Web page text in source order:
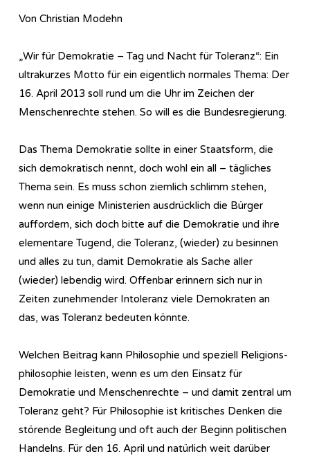
Von Christian Modehn
„Wir für Demokratie – Tag und Nacht für Toleranz“: Ein
ultrakurzes Motto für ein eigentlich normales Thema: Der
16. April 2013 soll rund um die Uhr im Zeichen der
Menschenrechte stehen. So will es die Bundesregierung.
Das Thema Demokratie sollte in einer Staatsform, die
sich demokratisch nennt, doch wohl ein all – tägliches
Thema sein. Es muss schon ziemlich schlimm stehen,
wenn nun einige Ministerien ausdrücklich die Bürger
auffordern, sich doch bitte auf die Demokratie und ihre
elementare Tugend, die Toleranz, (wieder) zu besinnen
und alles zu tun, damit Demokratie als Sache aller
(wieder) lebendig wird. Offenbar erinnern sich nur in
Zeiten zunehmender Intoleranz viele Demokraten an
das, was Toleranz bedeuten könnte.
Welchen Beitrag kann Philosophie und speziell Re­li­gi­ons­
phi­lo­so­phie leisten, wenn es um den Einsatz für
Demokratie und Menschenrechte – und damit zentral um
Toleranz geht? Für Philosophie ist kritisches Denken die
störende Begleitung und oft auch der Beginn politischen
Handelns. Für den 16. April und natürlich weit darüber